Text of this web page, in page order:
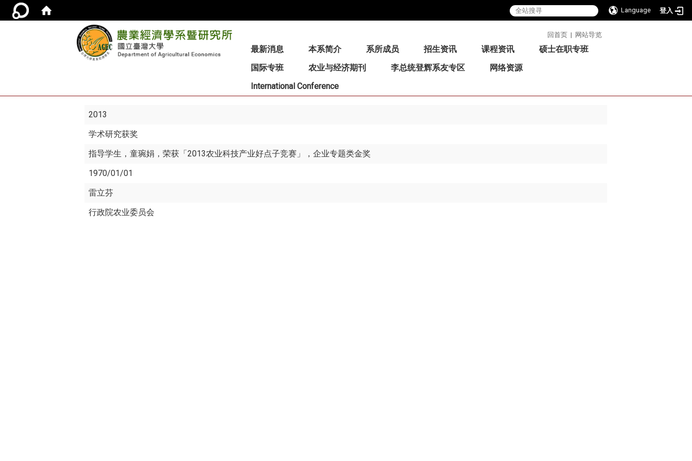
Language 登入
回首页 | 网站导览
最新消息 本系简介 系所成员 招生资讯 课程资讯
硕士在职专班
国际专班
农业与经济期刊 李总统登辉系友专区
网络资源
International Conference
2013
学术研究获奖
指导学生，童琬娟，荣获「2013农业科技产业好点子竞赛」，企业专题类金奖
1970/01/01
雷立芬
行政院农业委员会